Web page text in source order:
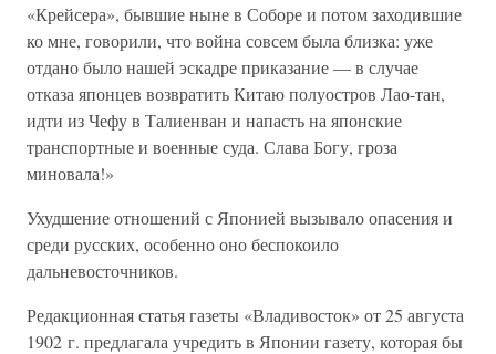
«Крейсера», бывшие ныне в Соборе и потом заходившие
ко мне, говорили, что война совсем была близка: уже
отдано было нашей эскадре приказание — в случае
отказа японцев возвратить Китаю полуостров Лао-тан,
идти из Чефу в Талиенван и напасть на японские
транспортные и военные суда. Слава Богу, гроза
миновала!»
Ухудшение отношений с Японией вызывало опасения и
среди русских, особенно оно беспокоило
дальневосточников.
Редакционная статья газеты «Владивосток» от 25 августа
1902 г. предлагала учредить в Японии газету, которая бы